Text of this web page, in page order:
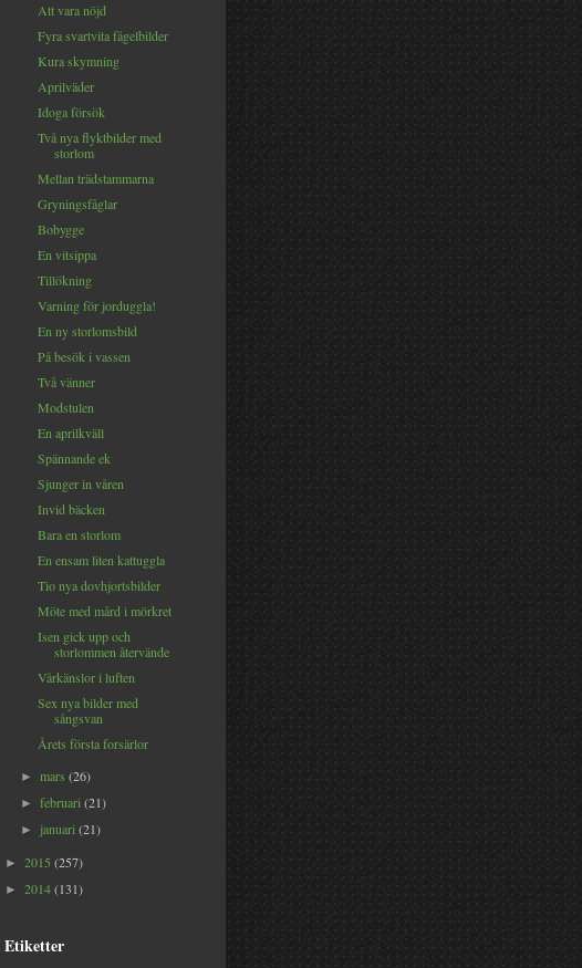
Att vara nöjd
Fyra svartvita fågelbilder
Kura skymning
Aprilväder
Idoga försök
Två nya flyktbilder med
storlom
Mellan trädstammarna
Gryningsfåglar
Bobygge
En vitsippa
Tillökning
Varning för jorduggla!
En ny storlomsbild
På besök i vassen
Två vänner
Modstulen
En aprilkväll
Spännande ek
Sjunger in våren
Invid bäcken
Bara en storlom
En ensam liten kattuggla
Tio nya dovhjortsbilder
Möte med mård i mörkret
Isen gick upp och
storlommen återvände
Vårkänslor i luften
Sex nya bilder med
sångsvan
Årets första forsärlor
►mars(26)
►februari(21)
► januari(21)
► 2015 (257)
► 2014(131)
Etiketter